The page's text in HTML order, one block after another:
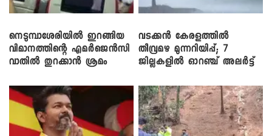
നെടുമ്പാശേരിയിൽ ഇറങ്ങിയ
വിമാനത്തിന്റെ എമർജെൻസി
വാതിൽ തുറക്കാൻ ശ്രമം
വടക്കൻ കേരളത്തിൽ
തീവ്രമഴ മുന്നറിയിപ്പ്; 7
ജില്ലകളിൽ ഓറഞ്ച് അലർട്ട്